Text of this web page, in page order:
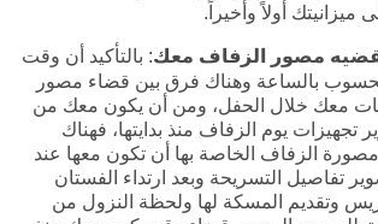
ميزانيتك أولاً وأخيراً.
مصور الزفاف معك: بالتأكيد أن وقت
بالساعة وهناك فرق بين قضاء مصور
معك خلال الحفل، ومن أن يكون معك من
تجهيزات يوم الزفاف منذ بدايتها، فهناك
الزفاف الخاصة بها أن تكون معها عند
تفاصيل التسريحة وبعد ارتداء الفستان
وتقديم المسكة لها ولحظة النزول من